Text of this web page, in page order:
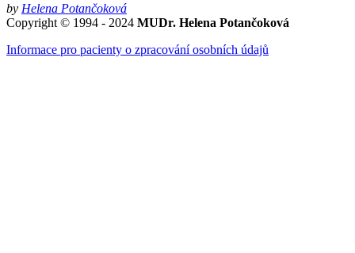
by Helena Potančoková
Copyright © 1994 - 2024 MUDr. Helena Potančoková
Informace pro pacienty o zpracování osobních údajů